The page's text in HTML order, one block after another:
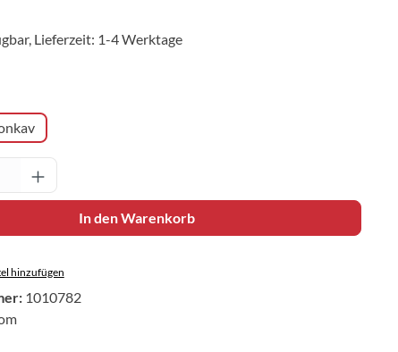
Lieferzeit: 1-4 Werktage
Gib den gewünschten Wert ein
In den Warenkorb
hinzufügen
1010782